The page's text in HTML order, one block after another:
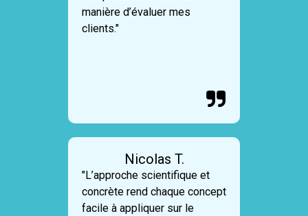
manière d’évaluer mes
clients."

Nicolas T.
"L’approche scientifique et
concrète rend chaque concept
facile à appliquer sur le